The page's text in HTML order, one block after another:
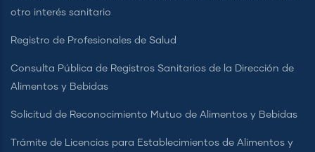
otro interés sanitario
Registro de Profesionales de Salud
Consulta Pública de Registros Sanitarios de la Dirección de
Alimentos y Bebidas
Solicitud de Reconocimiento Mutuo de Alimentos y Bebidas
Trámite de Licencias para Establecimientos de Alimentos y